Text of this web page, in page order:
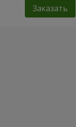
Заказать